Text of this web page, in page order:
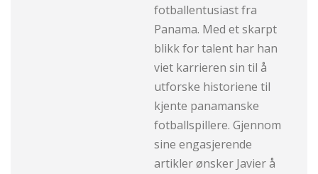
fotballentusiast fra
Panama. Med et skarpt
blikk for talent har han
viet karrieren sin til å
utforske historiene til
kjente panamanske
fotballspillere. Gjennom
sine engasjerende
artikler ønsker Javier å